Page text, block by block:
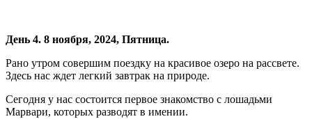
День 4. 8 ноября, 2024, Пятница.
Рано утром совершим поездку на красивое озеро на рассвете.
Здесь нас ждет легкий завтрак на природе.
Сегодня у нас состоится первое знакомство с лошадьми
Марвари, которых разводят в имении.